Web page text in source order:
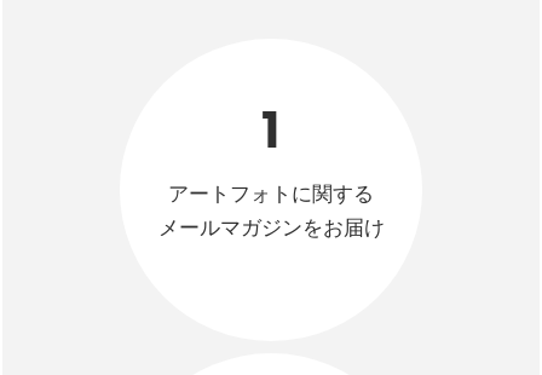
1
アートフォトに関する
メールマガジンをお届け